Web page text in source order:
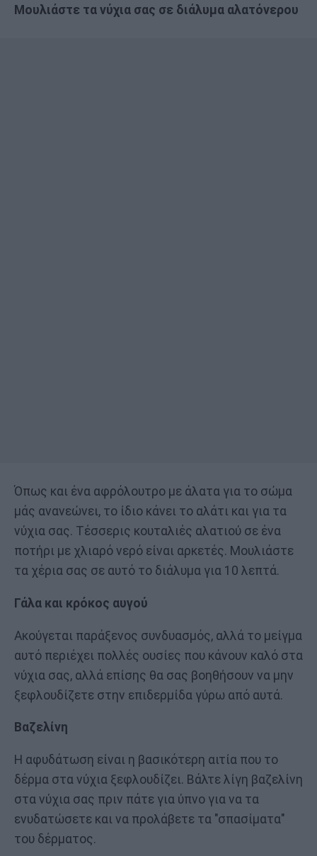
Μουλιάστε τα νύχια σας σε διάλυμα αλατόνερου
Όπως και ένα αφρόλουτρο με άλατα για το σώμα
μάς ανανεώνει, το ίδιο κάνει το αλάτι και για τα
νύχια σας. Τέσσερις κουταλιές αλατιού σε ένα
ποτήρι με χλιαρό νερό είναι αρκετές. Μουλιάστε
τα χέρια σας σε αυτό το διάλυμα για 10 λεπτά.
Γάλα και κρόκος αυγού
Ακούγεται παράξενος συνδυασμός, αλλά το μείγμα
αυτό περιέχει πολλές ουσίες που κάνουν καλό στα
νύχια σας, αλλά επίσης θα σας βοηθήσουν να μην
ξεφλουδίζετε στην επιδερμίδα γύρω από αυτά.
Βαζελίνη
Η αφυδάτωση είναι η βασικότερη αιτία που το
δέρμα στα νύχια ξεφλουδίζει. Βάλτε λίγη βαζελίνη
στα νύχια σας πριν πάτε για ύπνο για να τα
ενυδατώσετε και να προλάβετε τα "σπασίματα"
του δέρματος.